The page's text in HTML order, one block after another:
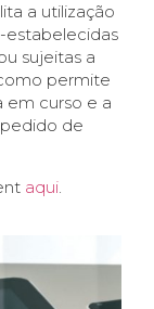
a utilização
estabelecidas
sujeitas a
permite
em curso e a
de
aqui